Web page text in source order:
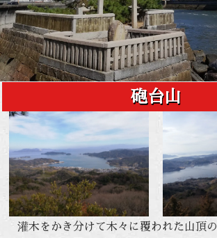
砲台山
灌木をかき分けて木々に覆われた山頂の